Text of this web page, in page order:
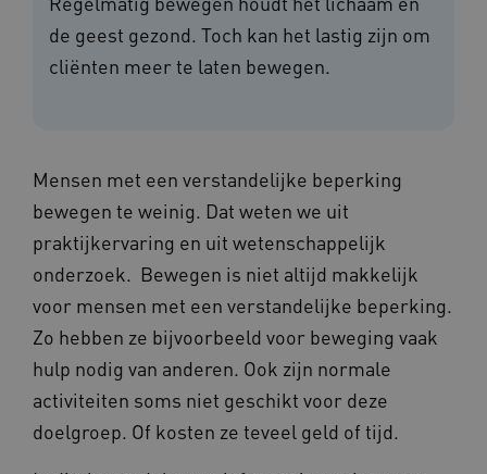
de geest gezond. Toch kan het lastig zijn om
cliënten meer te laten bewegen.
Mensen met een verstandelijke beperking
bewegen te weinig. Dat weten we uit
praktijkervaring en uit wetenschappelijk
onderzoek. Bewegen is niet altijd makkelijk
voor mensen met een verstandelijke beperking.
Zo hebben ze bijvoorbeeld voor beweging vaak
hulp nodig van anderen. Ook zijn normale
activiteiten soms niet geschikt voor deze
doelgroep. Of kosten ze teveel geld of tijd.